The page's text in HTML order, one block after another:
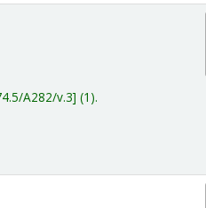
A282/v.3 (1).